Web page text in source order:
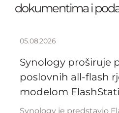
dokumentima i
05.08.2026
Synology proširuje
poslovnih all-flash
modelom
Synology je predstavio